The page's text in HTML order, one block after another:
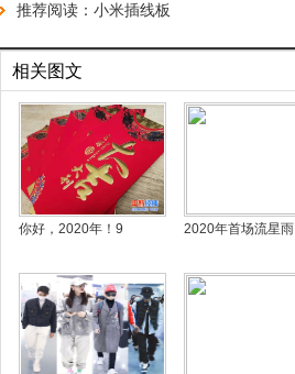
推荐阅读： 小米插线板
相关图文
你好，2020年！9 2020年首场流星雨